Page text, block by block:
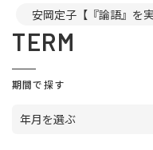
安岡定子【『論語』を
TERM
期間で探す
年月を選ぶ